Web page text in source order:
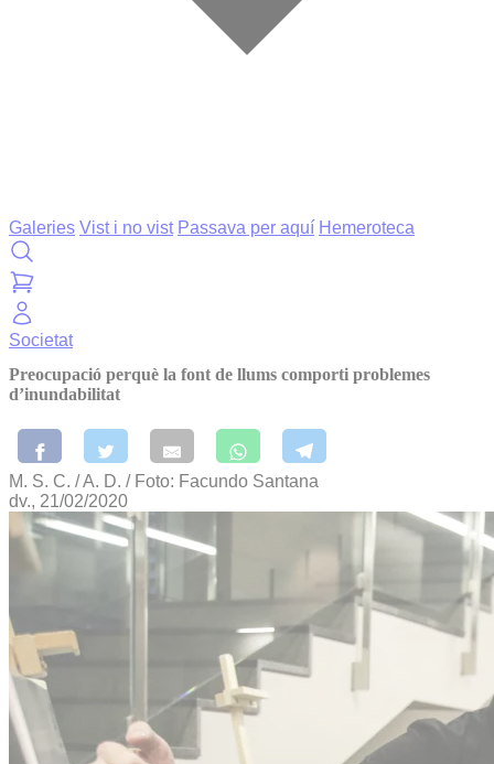
Galeries Vist i no vist Passava per aquí Hemeroteca
Societat
Preocupació perquè la font de llums comporti problemes
d’inundabilitat
M. S. C. / A. D. / Foto: Facundo Santana
dv., 21/02/2020